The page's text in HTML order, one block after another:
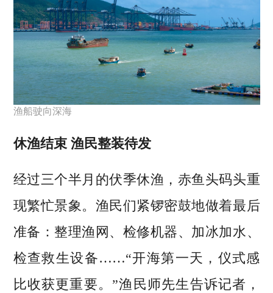
渔船驶向深海
休渔结束 渔民整装待发
经过三个半月的伏季休渔，赤鱼头码头重
现繁忙景象。渔民们紧锣密鼓地做着最后
准备：整理渔网、检修机器、加冰加水、
检查救生设备……“开海第一天，仪式感
比收获更重要。”渔民师先生告诉记者，